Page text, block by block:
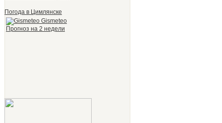
Погода в Цимлянске
Gismeteo
Прогноз на 2 недели